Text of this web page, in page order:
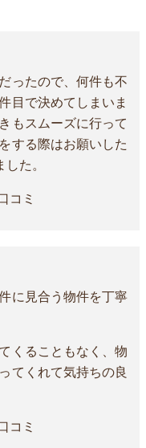
ったので、何件も不
目で決めてしまいま
もスムーズに行って
する際はお願いした
た。
コミ
に見合う物件を丁寧
くることもなく、物
てくれて気持ちの良
コミ